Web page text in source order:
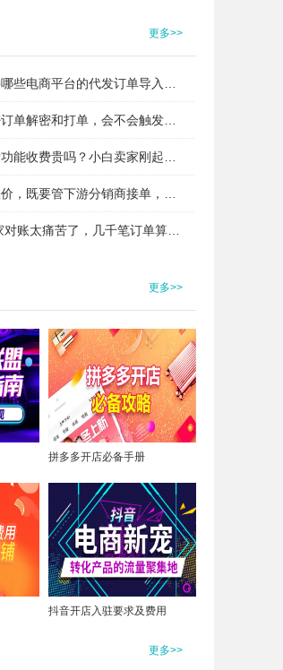
更多>>
更多>>
拼多多开店必备手册
抖音开店入驻要求及费用
更多>>